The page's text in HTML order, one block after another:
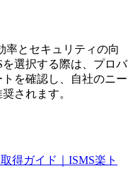
率とセキュリティの向
を選択する際は、プロバ
を確認し、自社のニー
されます。
得ガイド｜ISMS楽ト